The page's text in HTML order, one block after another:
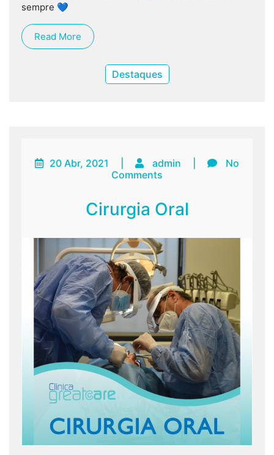
sempre 💙
Read More
Destaques
20 Abr, 2021 admin
No
Comments
Cirurgia Oral